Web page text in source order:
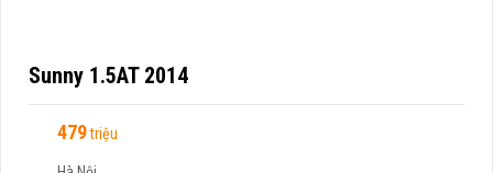
Sunny 1.5AT 2014
479triệu
Hà Nội